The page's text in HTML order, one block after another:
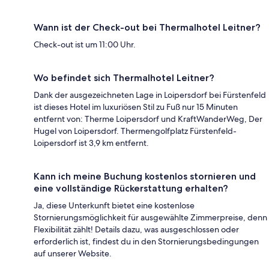
Wann ist der Check-out bei Thermalhotel Leitner?
Check-out ist um 11:00 Uhr.
Wo befindet sich Thermalhotel Leitner?
Dank der ausgezeichneten Lage in Loipersdorf bei Fürstenfeld
ist dieses Hotel im luxuriösen Stil zu Fuß nur 15 Minuten
entfernt von: Therme Loipersdorf und KraftWanderWeg, Der
Hugel von Loipersdorf. Thermengolfplatz Fürstenfeld-
Loipersdorf ist 3,9 km entfernt.
Kann ich meine Buchung kostenlos stornieren und
eine vollständige Rückerstattung erhalten?
Ja, diese Unterkunft bietet eine kostenlose
Stornierungsmöglichkeit für ausgewählte Zimmerpreise, denn
Flexibilität zählt! Details dazu, was ausgeschlossen oder
erforderlich ist, findest du in den Stornierungsbedingungen
auf unserer Website.